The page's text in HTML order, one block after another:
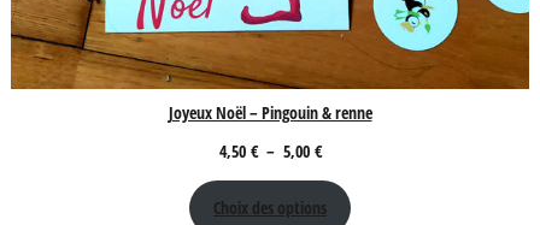
Joyeux Noël – Pingouin & renne
4,50 € – 5,00 €Plage
de
prix :
Choix des options